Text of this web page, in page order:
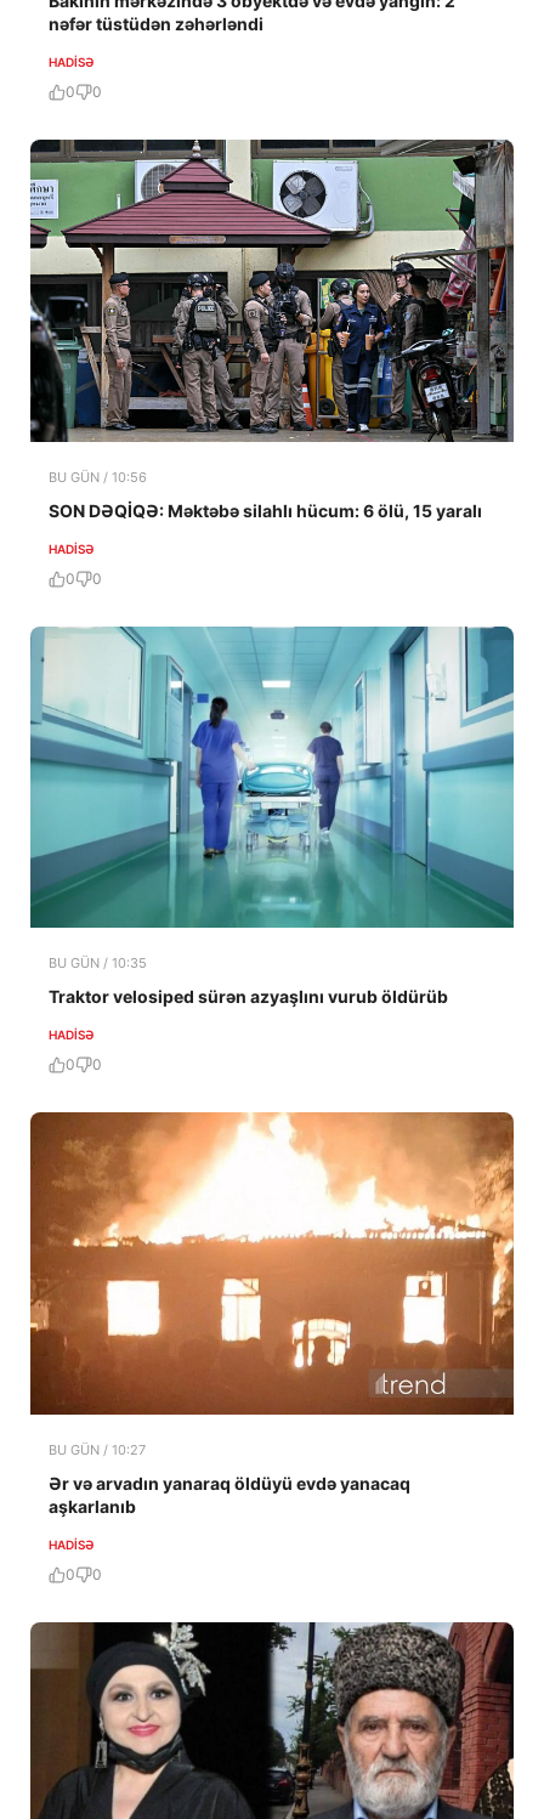
nəfər tüstüdən zəhərləndi
HADISƏ
0 0
BU GÜN / 10:56
SON DƏQİQƏ: Məktəbə silahlı hücum: 6 ölü, 15 yaralı
HADISƏ
0 0
BU GÜN / 10:35
Traktor velosiped sürən azyaşlını vurub öldürüb
HADISƏ
0 0
BU GÜN / 10:27
Ər və arvadın yanaraq öldüyü evdə yanacaq
aşkarlanıb
HADISƏ
0 0